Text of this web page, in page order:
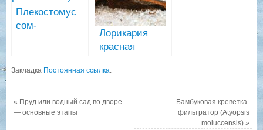
Плекостомус
сом-
plecostomus)
Лорикария
красная
sp. «Red»)
Закладка Постоянная ссылка
« Пруд или водный сад во дворе
— основные этапы
Бамбуковая креветка-
фильтратор (Atyopsis
moluccensis)»